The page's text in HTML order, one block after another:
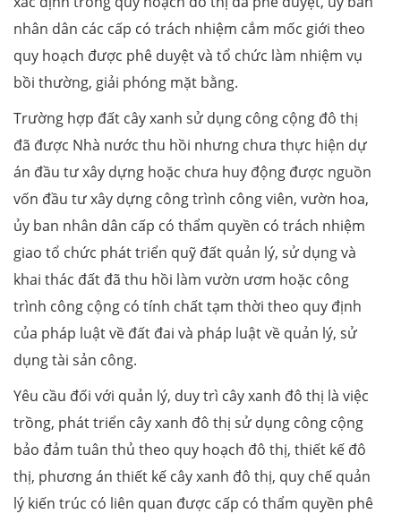
nhân dân các cấp có trách nhiệm cắm mốc giới theo
quy hoạch được phê duyệt và tổ chức làm nhiệm vụ
bồi thường, giải phóng mặt bằng.
Trường hợp đất cây xanh sử dụng công cộng đô thị
đã được Nhà nước thu hồi nhưng chưa thực hiện dự
án đầu tư xây dựng hoặc chưa huy động được nguồn
vốn đầu tư xây dựng công trình công viên, vườn hoa,
ủy ban nhân dân cấp có thẩm quyền có trách nhiệm
giao tổ chức phát triển quỹ đất quản lý, sử dụng và
khai thác đất đã thu hồi làm vườn ươm hoặc công
trình công cộng có tính chất tạm thời theo quy định
của pháp luật về đất đai và pháp luật về quản lý, sử
dụng tài sản công.
Yêu cầu đối với quản lý, duy trì cây xanh đô thị là việc
trồng, phát triển cây xanh đô thị sử dụng công cộng
bảo đảm tuân thủ theo quy hoạch đô thị, thiết kế đô
thị, phương án thiết kế cây xanh đô thị, quy chế quản
lý kiến trúc có liên quan được cấp có thẩm quyền phê